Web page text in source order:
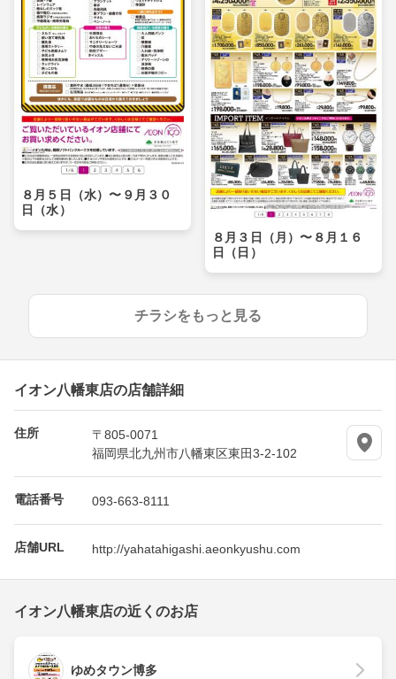
８月５日（水）〜９月３０
日（水）
８月３日（月）〜８月１６
日（日）
チラシをもっと見る
イオン八幡東店の店舗詳細
住所
〒805-0071
福岡県北九州市八幡東区東田3-2-102
電話番号 093-663-8111
店舗URL http://yahatahigashi.aeonkyushu.com
イオン八幡東店の近くのお店
ゆめタウン博多